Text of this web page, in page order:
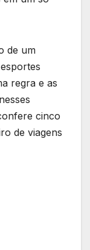
de um
regra e as
cinco
de viagens